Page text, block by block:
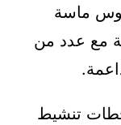
ماسة
مع عدد من
تنشيط